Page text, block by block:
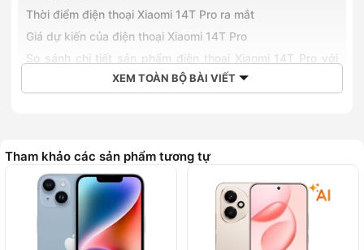
Thời điểm điện thoại Xiaomi 14T Pro ra mắt
Giá dự kiến của điện thoại Xiaomi 14T Pro
So sánh chi tiết sản phẩm điện thoại Xiaomi 14T Pro với
Về thiết kế của Xiaomi 14T Pro và Xiaomi 14 Ultra
Về thời lượng pin
Những ưu đãi khi mua điện thoại Xiaomi 14T Pro tại Hoàng
Hà Mobile
Xiaomi 14T Prolà một chiếc điện thoại thông minh hứa hẹn
mang lại hiệu năng mạnh mẽ và trải nghiệm chụp ảnh ấn
XEM TOÀN BỘ BÀI VIẾT
Tham khảo các sản phẩm tương tự